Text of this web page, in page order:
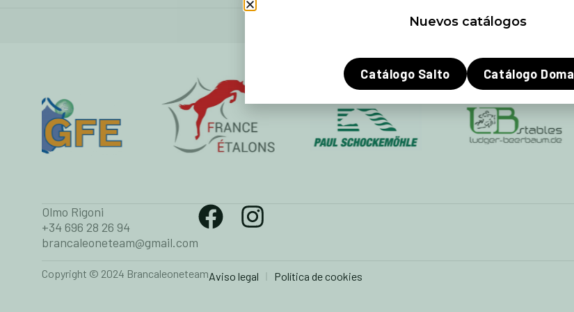
Olmo Rigoni
+34 696 28 26 94
brancaleoneteam@gmail.com
Copyright © 2024 BrancaleoneteamAviso legal Política de cookies
Nuevos catálogos
Catálogo Salto Catálogo Doma